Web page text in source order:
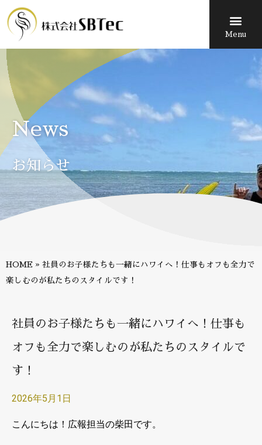
Menu
News
お知らせ
HOME » 社員のお子様たちも一緒にハワイへ！仕事もオフも全力で
楽しむのが私たちのスタイルです！
社員のお子様たちも一緒にハワイへ！仕事も
オフも全力で楽しむのが私たちのスタイルで
す！
2026年5月1日
こんにちは！広報担当の柴田です。